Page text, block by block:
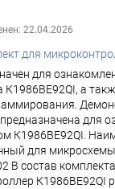
22.04.2026
для
для
К1986ВЕ92QI, а
для
К1986ВЕ92QI.
для
В состав
К1986ВЕ92QI